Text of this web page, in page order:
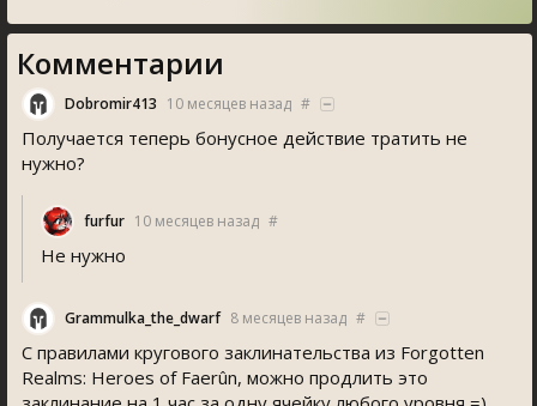
Комментарии
Dobromir413 10 месяцев назад #
Получается теперь бонусное действие тратить не
нужно?
furfur 10 месяцев назад #
Не нужно
Grammulka_the_dwarf 8 месяцев назад #
С правилами кругового заклинательства из Forgotten
Realms: Heroes of Faerûn, можно продлить это